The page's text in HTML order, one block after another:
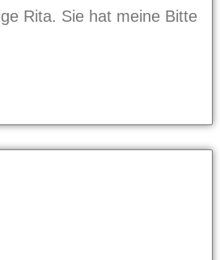
Rita. Sie hat meine Bitte